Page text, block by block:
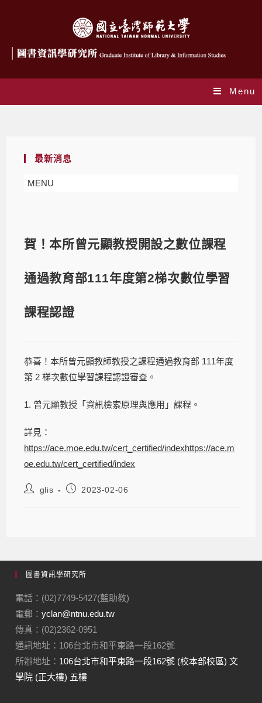
Menu
最新消息
MENU
賀！本所曾元顯教授開設之數位課程
通過教育部111年度第2梯次數位學習
課程認證
恭喜！本所曾元顯教師教授之課程通過教育部 111年度
第 2 梯次數位學習課程認證審查。
1. 曾元顯教授「資訊檢索原理與應用」課程。
詳見：
https://ace.moe.edu.tw/cert_certified/indexhttps://ace.m
oe.edu.tw/cert_certified/index
glis 2023-02-06
圖書資訊學研究所
電話：(02)7749-5427(藍助教)
電郵：yclan@ntnu.edu.tw
傳真：(02)2362-0951
通訊地址：106台北市和平東路一段162號
所辦地址： 106台北市和平東路一段162號 (校本部校區) 文
學院 (正大樓) 五樓